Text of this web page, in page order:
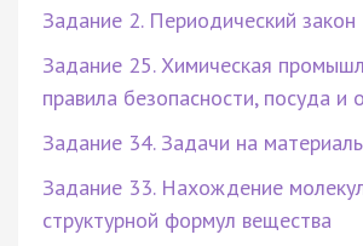
Задание 2. Периодический закон
Задание 25. Химическая
правила безопасности, посуда и
Задание 34. Задачи на
Задание 33. Нахождение
структурной формул вещества